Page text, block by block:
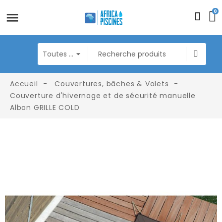
0
Accueil
Couvertures, bâches & Volets
Couverture d'hivernage et de sécurité manuelle
Albon GRILLE COLD